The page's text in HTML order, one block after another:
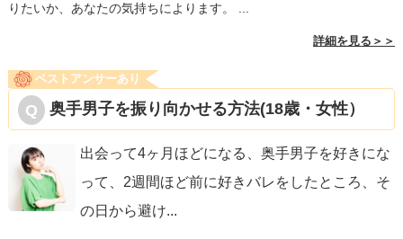
りたいか、あなたの気持ちによります。 ...
詳細を見る＞＞
ベストアンサーあり
奥手男子を振り向かせる方法(18歳・女性）
出会って4ヶ月ほどになる、奥手男子を好きにな
って、2週間ほど前に好きバレをしたところ、そ
の日から避け...